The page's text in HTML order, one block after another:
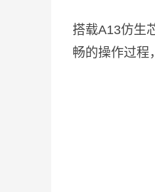
搭载A13仿生
畅的操作过程